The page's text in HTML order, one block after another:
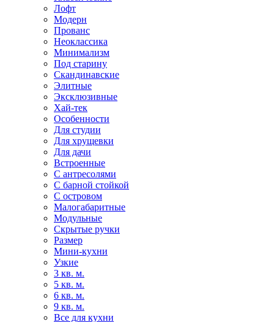
Лофт
Модерн
Прованс
Неоклассика
Минимализм
Под старину
Скандинавские
Элитные
Эксклюзивные
Хай-тек
Особенности
Для студии
Для хрущевки
Для дачи
Встроенные
С антресолями
С барной стойкой
С островом
Малогабаритные
Модульные
Скрытые ручки
Размер
Мини-кухни
Узкие
3 кв. м.
5 кв. м.
6 кв. м.
9 кв. м.
Все для кухни